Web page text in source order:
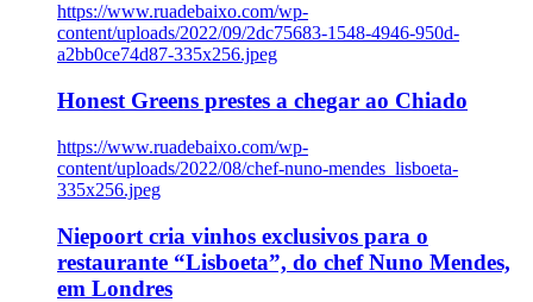
https://www.ruadebaixo.com/wp-
content/uploads/2022/09/2dc75683-1548-4946-950d-
a2bb0ce74d87-335x256.jpeg
Honest Greens prestes a chegar ao Chiado
https://www.ruadebaixo.com/wp-
content/uploads/2022/08/chef-nuno-mendes_lisboeta-
335x256.jpeg
Niepoort cria vinhos exclusivos para o
restaurante “Lisboeta”, do chef Nuno Mendes,
em Londres